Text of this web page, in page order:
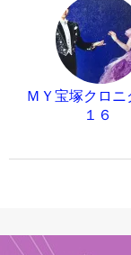
ＭＹ宝塚クロニ
１６